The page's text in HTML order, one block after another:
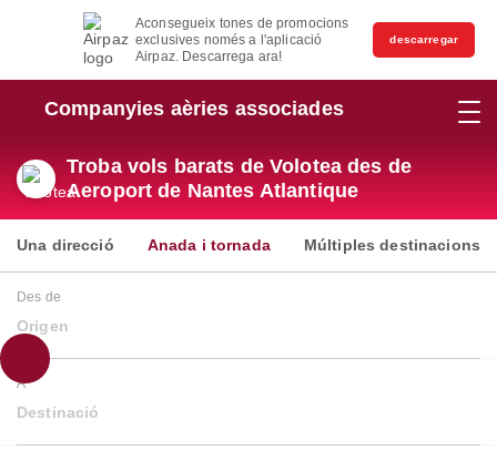
Aconsegueix tones de promocions
exclusives només a l'aplicació
Airpaz. Descarrega ara!
descarregar
Companyies aèries associades
Troba vols barats de Volotea des de
Aeroport de Nantes Atlantique
Una direcció Anada i tornada Múltiples destinacions
Des de
Origen
A
Destinació